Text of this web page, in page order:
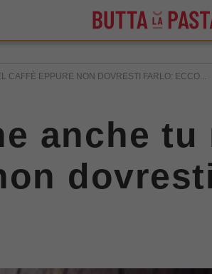
CAFFÈ EPPURE NON DOVRESTI FARLO: ECCO...
anche